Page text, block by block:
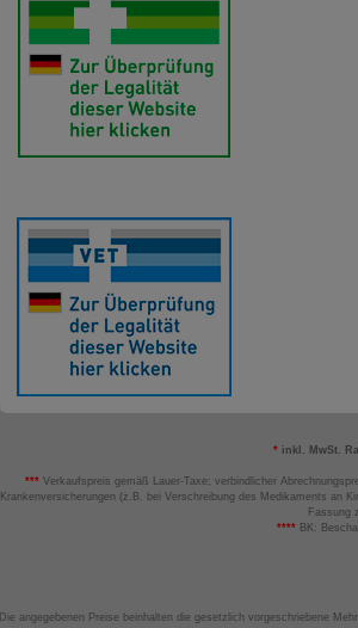
* inkl. MwSt.
*** Verkaufspreis gemäß Lauer-Taxe; verbindlicher
Krankenversicherungen (z.B. bei Verschreibung des Medikaments an
Fassung
**** BK:
Die angegebenen Preise beinhalten die gesetzlich vorgeschriebene